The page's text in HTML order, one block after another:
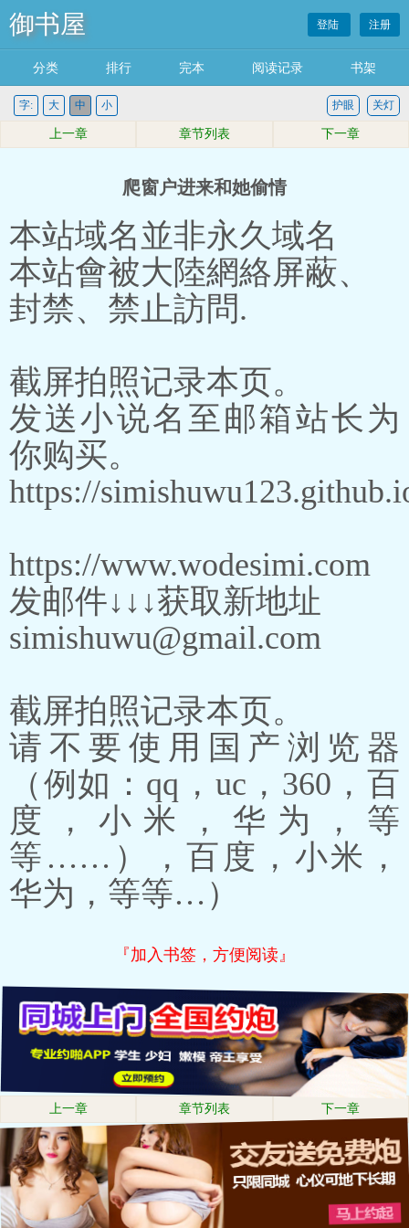
御书屋 登陆 注册
分类 排行 完本 阅读记录 书架
字: 大 中 小 关灯
护眼
上一章 章节列表 下一章
爬窗户进来和她偷情
本站域名並非永久域名
本站會被大陸網絡屏蔽、
封禁、禁止訪問.
截屏拍照记录本页。
发送小说名至邮箱站长为
你购买。
https://
https://www.wodesimi.com
发邮件↓↓↓获取新地址
simishuwu@gmail.com
截屏拍照记录本页。
请不要使用国产浏览器
（例如：qq，uc，360，百
度，小米，华为，等
等……），百度，小米，
华为，等等…）
『加入书签，方便阅读』
上一章 章节列表 下一章